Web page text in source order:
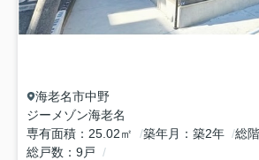
海老名市中野
ジーメゾン海老名
専有面積
25.02㎡ 築年月 築2年 総
総戸数
9戸